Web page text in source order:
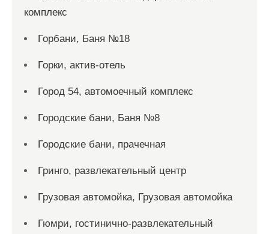
комплекс
Горбани, Баня №18
Горки, актив-отель
Город 54, автомоечный комплекс
Городские бани, Баня №8
Городские бани, прачечная
Гринго, развлекательный центр
Грузовая автомойка, Грузовая автомойка
Гюмри, гостинично-развлекательный